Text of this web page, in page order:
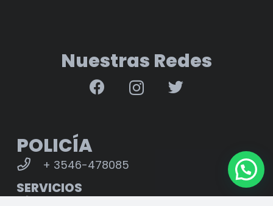
Nuestras Redes
POLICÍA
+ 3546-478085
SERVICIOS